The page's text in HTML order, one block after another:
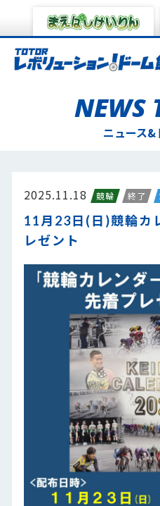
NEWS
ニュース&
2025.11.18 競輪 終了
11月23日(日)競輪カ
レゼント